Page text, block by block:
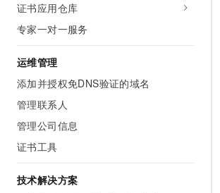
证书应用仓库
专家一对一服务
运维管理
添加并授权免DNS验证的域名
管理联系人
管理公司信息
证书工具
技术解决方案